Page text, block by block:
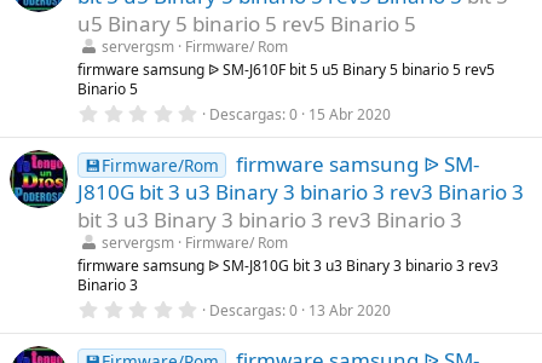
t
r
e
l
l
s
)
u5 Binary 5 binario 5 rev5 Binario 5
servergsm Firmware/ Rom
firmware samsung ᐉ SM-J610F bit 5 u5 Binary 5 binario 5 rev5
Binario 5
0
0
0
e
s
t
r
e
l
l
s
)
Descargas 0 15 Abr 2020
💾Firmware/Rom
firmware samsung ᐉ SM-
J810G bit 3 u3 Binary 3 binario 3 rev3 Binario 3
bit 3 u3 Binary 3 binario 3 rev3 Binario 3
servergsm Firmware/ Rom
firmware samsung ᐉ SM-J810G bit 3 u3 Binary 3 binario 3 rev3
Binario 3
0
0
Descargas 0 13 Abr 2020